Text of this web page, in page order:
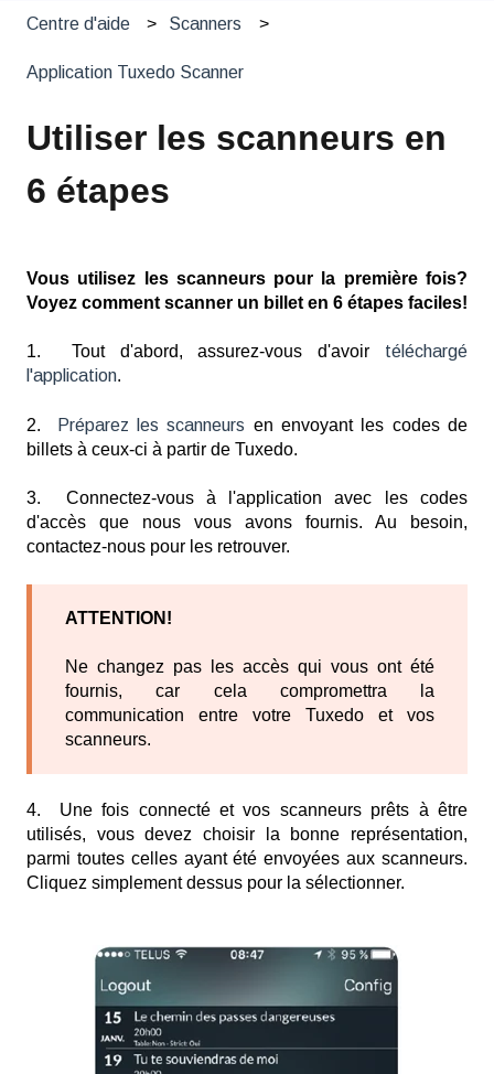
Centre d'aide Scanners
Application Tuxedo Scanner
Utiliser les scanneurs en
6 étapes
Vous utilisez les scanneurs pour la première fois?
Voyez comment scanner un billet en 6 étapes faciles!
1. Tout d'abord, assurez-vous d'avoir téléchargé
l'application.
2. Préparez les scanneurs en envoyant les codes de
billets à ceux-ci à partir de Tuxedo.
3. Connectez-vous à l'application avec les codes
d'accès que nous vous avons fournis. Au besoin,
contactez-nous pour les retrouver.
ATTENTION!
Ne changez pas les accès qui vous ont été
fournis, car cela compromettra la
communication entre votre Tuxedo et vos
scanneurs.
4. Une fois connecté et vos scanneurs prêts à être
utilisés, vous devez choisir la bonne représentation,
parmi toutes celles ayant été envoyées aux scanneurs.
Cliquez simplement dessus pour la sélectionner.